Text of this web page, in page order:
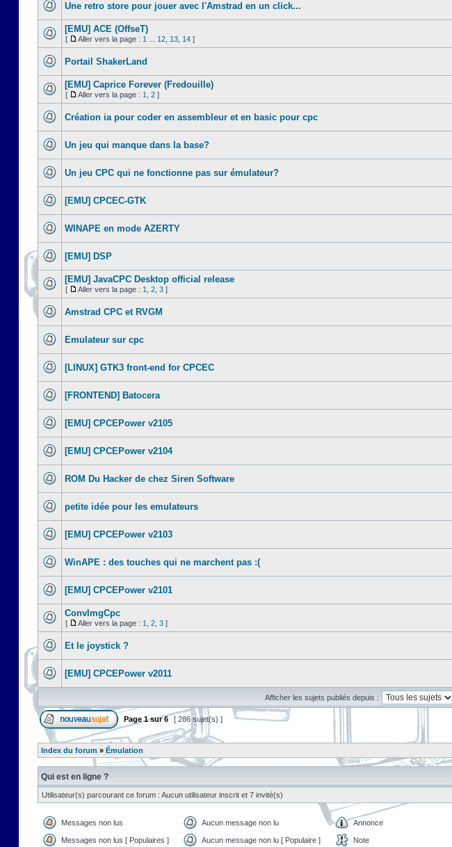
Une retro store pour jouer avec l'Amstrad en un click...
[EMU] ACE (OffseT)
[ Aller vers la page : 1 12 13 14 ]
Portail ShakerLand
[EMU] Caprice Forever (Fredouille)
[ Aller vers la page : 1 2 ]
Création ia pour coder en assembleur et en basic pour cpc
Un jeu qui manque dans la base?
Un jeu CPC qui ne fonctionne pas sur émulateur?
[EMU] CPCEC-GTK
WINAPE en mode AZERTY
[EMU] DSP
[EMU] JavaCPC Desktop official release
[ Aller vers la page : 1 2 3 ]
Amstrad CPC et RVGM
Emulateur sur cpc
[LINUX] GTK3 front-end for CPCEC
[FRONTEND] Batocera
[EMU] CPCEPower v2105
[EMU] CPCEPower v2104
ROM Du Hacker de chez Siren Software
petite idée pour les emulateurs
[EMU] CPCEPower v2103
WinAPE : des touches qui ne marchent pas :(
[EMU] CPCEPower v2101
ConvImgCpc
[ Aller vers la page : 1 2 3 ]
Et le joystick ?
[EMU] CPCEPower v2011
Afficher les sujets publiés depuis :
Page1sur6 [ 286 sujet(s) ]
Index du forum » Émulation
Qui est en ligne ?
Utilisateur(s) parcourant ce forum : Aucun utilisateur inscrit et 7 invité(s)
Messages non lus Aucun message non lu Annonce
Messages non lus [ Populaires ] Aucun message non lu [ Populaire ] Note